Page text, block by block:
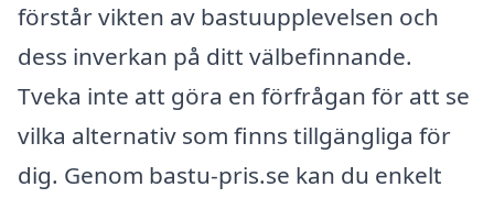
förstår vikten av bastuupplevelsen och
dess inverkan på ditt välbefinnande.
Tveka inte att göra en förfrågan för att se
vilka alternativ som finns tillgängliga för
dig. Genom bastu-pris.se kan du enkelt